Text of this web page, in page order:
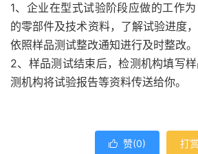
1、企业在型式试验阶段应做的工作
的零部件及技术资料，了解试验进度
依照样品测试整改通知进行及时整改。
2、样品测试结束后，检测机构填写
测机构将试验报告等资料传送给你。
 赞(0) 打赏